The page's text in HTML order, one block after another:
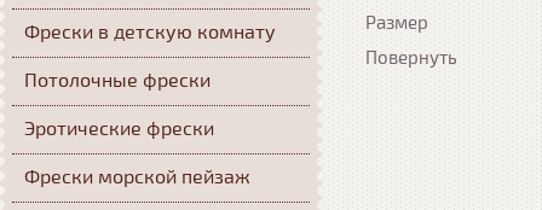
Размер
Повернуть
Фрески в детскую комнату
Потолочные фрески
Эротические фрески
Фрески морской пейзаж